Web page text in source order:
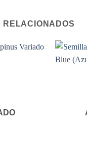
RELACIONADOS